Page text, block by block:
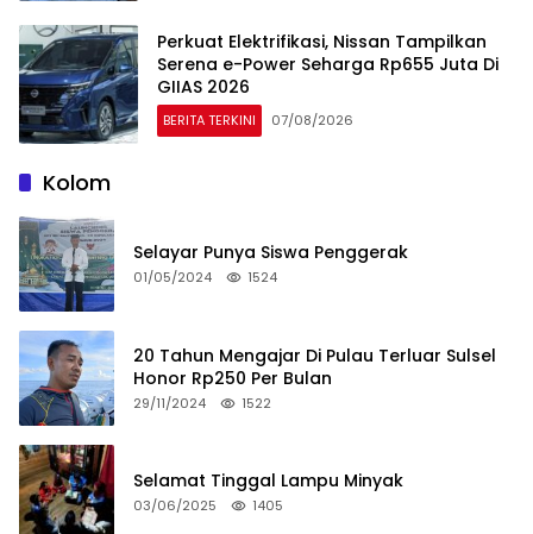
Perkuat Elektrifikasi, Nissan Tampilkan
Serena e-Power Seharga Rp655 Juta Di
GIIAS 2026
BERITA TERKINI 07/08/2026
Kolom
Selayar Punya Siswa Penggerak
01/05/2024 1524
20 Tahun Mengajar Di Pulau Terluar Sulsel
Honor Rp250 Per Bulan
29/11/2024 1522
Selamat Tinggal Lampu Minyak
03/06/2025 1405